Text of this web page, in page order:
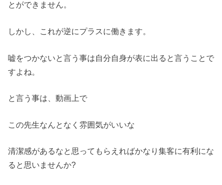
とができません。
しかし、これが逆にプラスに働きます。
嘘をつかないと言う事は自分自身が表に出ると言うことで
すよね。
と言う事は、動画上で
この先生なんとなく雰囲気がいいな
清潔感があるなと思ってもらえればかなり集客に有利にな
ると思いませんか?